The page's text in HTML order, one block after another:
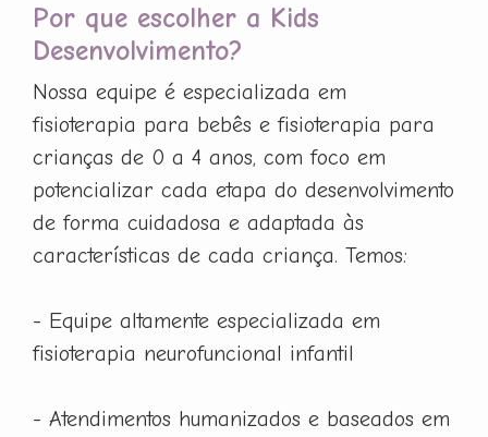
Por que escolher a Kids
Desenvolvimento?
Nossa equipe é especializada em
fisioterapia para bebês e fisioterapia para
crianças de 0 a 4 anos, com foco em
potencializar cada etapa do desenvolvimento
de forma cuidadosa e adaptada às
características de cada criança. Temos:
- Equipe altamente especializada em
fisioterapia neurofuncional infantil
- Atendimentos humanizados e baseados em